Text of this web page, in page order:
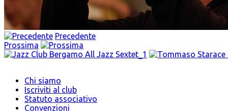
Precedente
Prossima
Chi siamo
Iscriviti al club
Statuto associativo
Convenzioni